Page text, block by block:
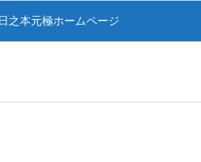
日之本元極ホームページ